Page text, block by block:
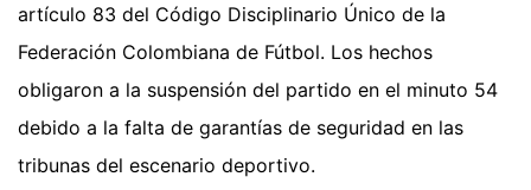
artículo 83 del Código Disciplinario Único de la
Federación Colombiana de Fútbol. Los hechos
obligaron a la suspensión del partido en el minuto 54
debido a la falta de garantías de seguridad en las
tribunas del escenario deportivo.